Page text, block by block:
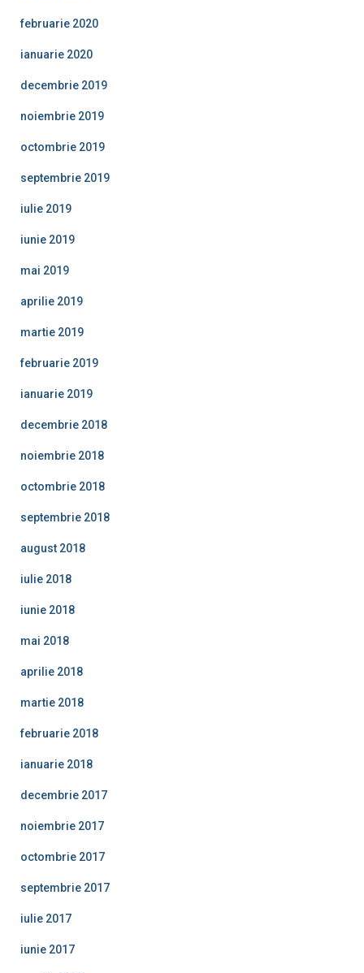
februarie 2020
ianuarie 2020
decembrie 2019
noiembrie 2019
octombrie 2019
septembrie 2019
iulie 2019
iunie 2019
mai 2019
aprilie 2019
martie 2019
februarie 2019
ianuarie 2019
decembrie 2018
noiembrie 2018
octombrie 2018
septembrie 2018
august 2018
iulie 2018
iunie 2018
mai 2018
aprilie 2018
martie 2018
februarie 2018
ianuarie 2018
decembrie 2017
noiembrie 2017
octombrie 2017
septembrie 2017
iulie 2017
iunie 2017